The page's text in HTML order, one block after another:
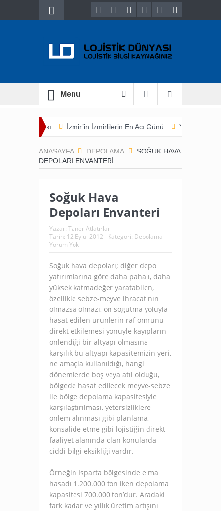
Menu
İzmir’in İzmirlilerin En Acı Günü Yük Sahibi
ANASAYFA DEPOLAMA
SOĞUK HAVA
DEPOLARI ENVANTERI
Soğuk Hava
Depoları Envanteri
Yazar: Taner Atlatırlar
Tarih: 12 Eylül 2012 Kategori: Depolama
Yorum Yok
Soğuk hava depoları; diğer depo
yatırımlarına göre daha pahalı, daha
yüksek katmadeğer yaratabilen,
özellikle sebze-meyve ihracatının
olmazsa olmazı, ön soğutma yoluyla
hasat edilen ürünlerin raf ömrünü
direkt etkilemesi yönüyle kayıpların
önlendiği bir altyapı olmasına
karşılık bu altyapı kapasitemizin yeri,
ne amaçla kullanıldığı, hangi
dönemlerde boş veya atıl olduğu,
bölgede hasat edilecek meyve-sebze
ile bölge depolama kapasitesiyle
karşılaştırılması, yetersizliklere
önlem alınması gibi planlama,
konsalide etme gibi lojistiğin direkt
faaliyet alanında olan konularda
ciddi bilgi eksikliği vardır.
Örneğin Isparta bölgesinde elma
hasadı 1.200.000 ton iken depolama
kapasitesi 700.000 ton’dur. Aradaki
fark kadar ve yıllık üretim artışını